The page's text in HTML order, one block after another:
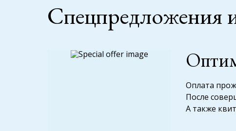
Спецпредложения
Оплата
После
А также